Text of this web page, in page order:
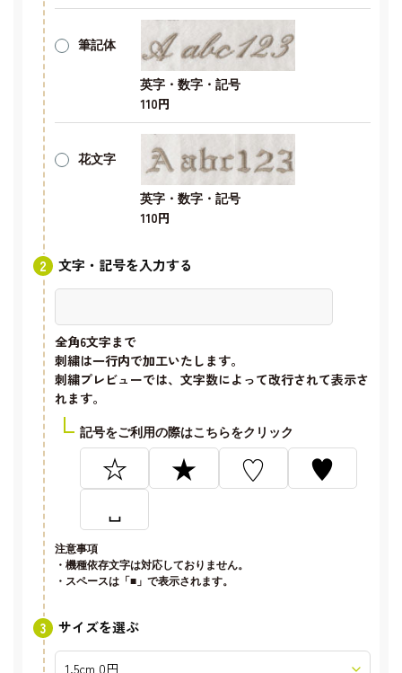
筆記体
英字・数字・記号
110円
花文字
英字・数字・記号
110円
文字・記号を入力する
全角6文字まで
刺繍は一行内で加工いたします。
刺繍プレビューでは、文字数によって改行されて表示さ
れます。
記号をご利用の際はこちらをクリック
☆ ★ ♡
♥
␣
注意事項
・機種依存文字は対応しておりません。
・スペースは「■」で表示されます。
サイズを選ぶ